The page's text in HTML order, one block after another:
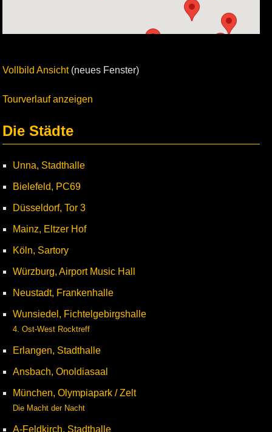
Vollbild Ansicht(neues Fenster)
Tourverlauf anzeigen
Die Städte
Unna, Stadthalle
Bielefeld, PC69
Düsseldorf, Tor 3
Mainz, Eltzer Hof
Köln, Sartory
Würzburg, Airport Music Hall
Neustadt, Frankenhalle
Wunsiedel, Fichtelgebirgshalle
4. Ost-West Rocktreff
Erlangen, Stadthalle
Ansbach, Onoldiasaal
München, Olympiapark / Zelt
Die Macht der Nacht
A-Feldkirch, Stadthalle